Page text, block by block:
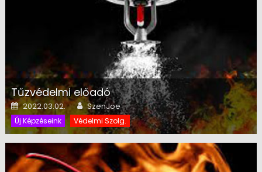
Tűzvédelmi előadó
Posted on
2022.03.02. Author
SzenJoe
Új Képzéseink Védelmi Szolg.